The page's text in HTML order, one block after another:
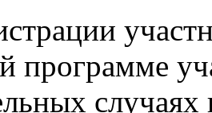
программе